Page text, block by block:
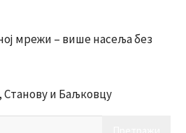
мрежи – више насеља без
и Баљковцу